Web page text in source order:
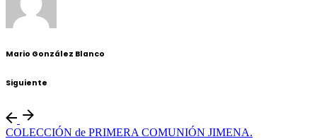
Mario González Blanco
Siguiente
COLECCIÓN de PRIMERA COMUNIÓN JIMENA.